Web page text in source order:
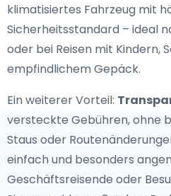
klimatisiertes Fahrzeug mit
Sicherheitsstandard – ideal
oder bei Reisen mit Kindern,
empfindlichem Gepäck.
Ein weiterer Vorteil:
versteckte Gebühren, ohne
Staus oder
einfach und besonders
Geschäftsreisende oder